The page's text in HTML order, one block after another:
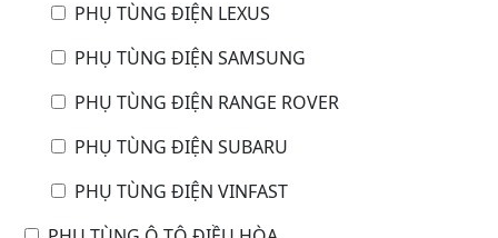
PHỤ TÙNG ĐIỆN LEXUS
PHỤ TÙNG ĐIỆN SAMSUNG
PHỤ TÙNG ĐIỆN RANGE ROVER
PHỤ TÙNG ĐIỆN SUBARU
PHỤ TÙNG ĐIỆN VINFAST